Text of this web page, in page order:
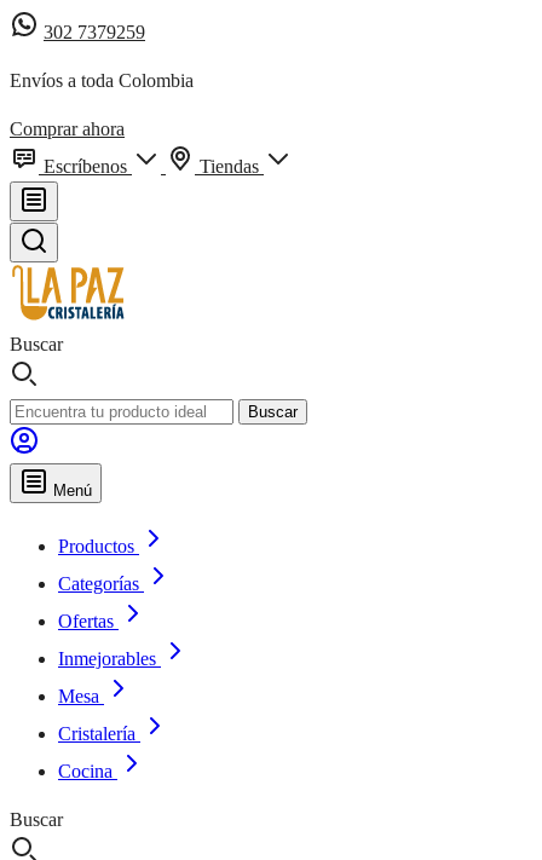
302 7379259
Envíos a toda Colombia
Comprar ahora
Escríbenos
Tiendas
Buscar
Buscar
Menú
Productos
Categorías
Ofertas
Inmejorables
Mesa
Cristalería
Cocina
Buscar